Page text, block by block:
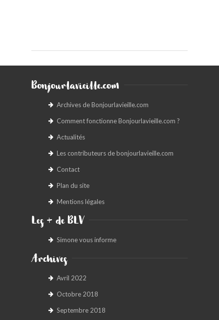
Bonjourlavieille.com
Archives de Bonjourlavieille.com
Comment fonctionne Bonjourlavieille.com ?
Actualités
Les contributeurs de bonjourlavieille.com
Contact
Plan du site
Mentions légales
Les + de BLV
Simone vous informe
Archives
Avril 2022
Octobre 2018
Septembre 2018